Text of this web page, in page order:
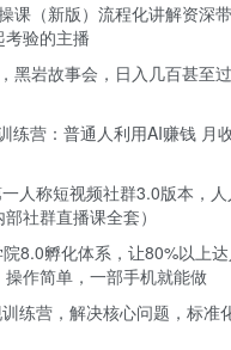
课（新版）流程化讲解资深
验的主播
黑岩故事会，日入几百甚至
练营：普通人利用AI赚钱 月
人称短视频社群3.0版本，
社群直播课全套）
8.0孵化体系，让80%以上
作简单，一部手机就能做
练营，解决核心问题，标准